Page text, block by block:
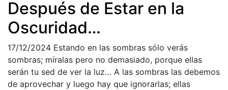
Después de Estar en la
Oscuridad…
17/12/2024 Estando en las sombras sólo verás
sombras; míralas pero no demasiado, porque ellas
serán tu sed de ver la luz… A las sombras las debemos
de aprovechar y luego hay que ignorarlas; ellas